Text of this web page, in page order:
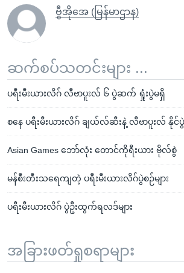
ဗွီအိုအေ (မြန်မာဌာန)
ဆက်စပ်သတင်းများ ...
ပရီးမီးယားလိဂ် လီဗာပူးလ် ၆ ပွဲဆက် ရှုံးပွဲမရှိ
စနေ ပရီးမီးယားလိဂ် ချယ်လ်ဆီးနဲ့ လီဗာပူးလ် နို
Asian Games ဘော်လုံး တောင်ကိုရီးယား ဗိုလ်စွဲ
မန်စီးတီးသရေကျတဲ့ ပရီးမီးယားလိဂ်ပွဲစဉ်များ
ပရီးမီးယားလိဂ် ပွဲဦးထွက်ရလဒ်များ
အခြားဖတ်ရှုစရာများ